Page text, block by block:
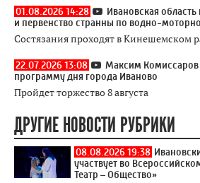
01.08.2026 14:28
Ивановская
и первенство странны по водно-
Состязания проходят в Кинешемском
22.07.2026 13:08
Максим Комиссаров
программу дня города Иваново
Пройдет торжество 8 августа
ДРУГИЕ НОВОСТИ РУБРИКИ
08.08.2026 19:38
участвует во
Театр – Общество»